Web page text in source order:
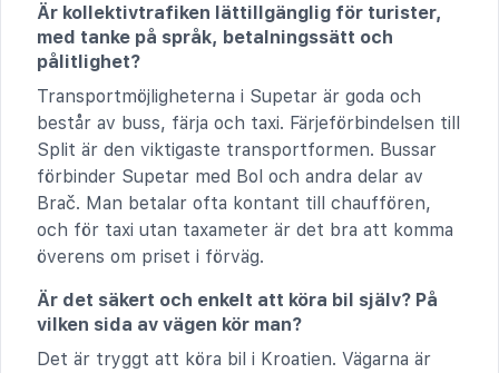
Är kollektivtrafiken lättillgänglig för turister,
med tanke på språk, betalningssätt och
pålitlighet?
Transportmöjligheterna i Supetar är goda och
består av buss, färja och taxi. Färjeförbindelsen till
Split är den viktigaste transportformen. Bussar
förbinder Supetar med Bol och andra delar av
Brač. Man betalar ofta kontant till chauffören,
och för taxi utan taxameter är det bra att komma
överens om priset i förväg.
Är det säkert och enkelt att köra bil själv? På
vilken sida av vägen kör man?
Det är tryggt att köra bil i Kroatien. Vägarna är